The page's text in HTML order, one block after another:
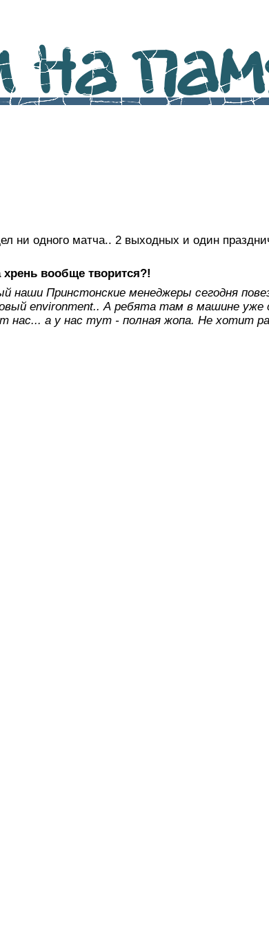
на
ни одного матча.. 2 выходных и один
хрень вообще творится?!
наши Принстонские менеджеры сегодня
environment.. А ребята там в машине уже
нас... а у нас тут - полная жопа. Не хотит